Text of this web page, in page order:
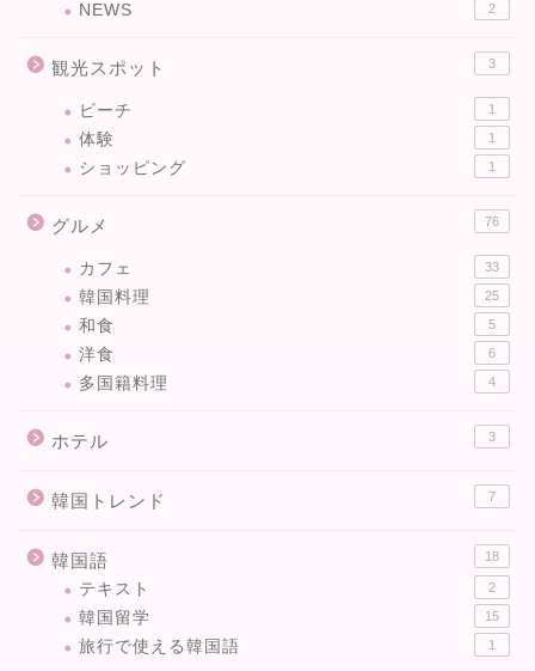
NEWS 2
観光スポット 3
ビーチ 1
体験 1
ショッピング 1
グルメ 76
カフェ 33
韓国料理 25
和食 5
洋食 6
多国籍料理 4
ホテル 3
韓国トレンド 7
韓国語 18
テキスト 2
韓国留学 15
旅行で使える韓国語 1